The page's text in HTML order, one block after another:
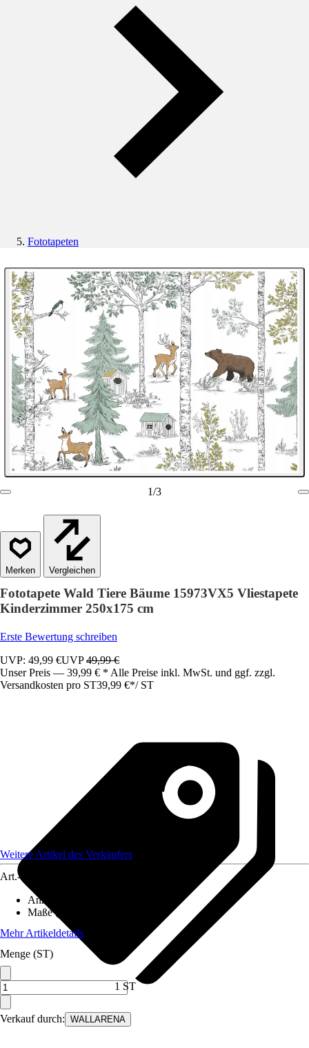
Fototapeten
1/3
Vergleichen
Fototapete Wald Tiere Bäume 15973VX5 Vliestapete
Kinderzimmer 250x175 cm
Erste Bewertung schreiben
UVP: 49,99 €UVP49,99 €
Unser Preis — 39,99 € * Alle Preise inkl. MwSt. und ggf. zzgl.
Versandkosten pro ST39,99 €*/ ST
Verkauf durch: WALLARENA
Weitere Artikel des Verkäufers
Art.-Nr.
Anzahl der Teile
Maße (BxH)
Mehr Artikeldetails
Menge (ST)
1 ST